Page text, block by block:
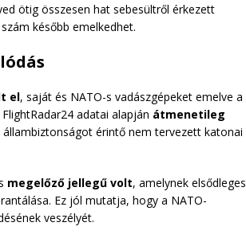
ötig összesen hat sebesültről érkezett
később emelkedhet.
el, saját és NATO-s vadászgépeket emelve a
adatai alapján átmenetileg
állambiztonságot érintő nem tervezett katonai
megelőző jellegű volt, amelynek elsődleges
Ez jól mutatja, hogy a NATO-
veszélyét.